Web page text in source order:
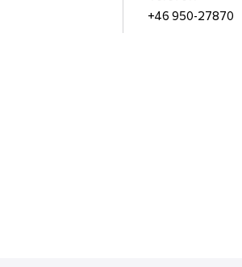
+46 950-27870